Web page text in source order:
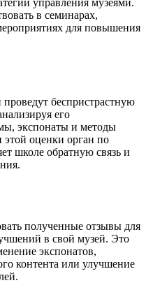
в семинарах,
для повышения
беспристрастную
его
экспонаты и методы
оценки орган по
школе обратную связь и
полученные отзывы для
в свой музей. Это
экспонатов,
контента или улучшение